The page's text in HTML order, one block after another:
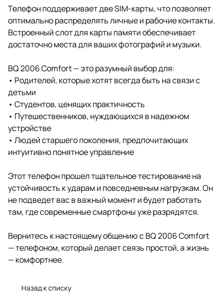
Телефон поддерживает две SIM-карты, что позволяет
оптимально распределять личные и рабочие контакты.
Встроенный слот для карты памяти обеспечивает
достаточно места для ваших фотографий и музыки.
BQ 2006 Comfort — это разумный выбор для:
• Родителей, которые хотят всегда быть на связи с
детьми
• Студентов, ценящих практичность
• Путешественников, нуждающихся в надежном
устройстве
• Людей старшего поколения, предпочитающих
интуитивно понятное управление
Этот телефон прошел тщательное тестирование на
устойчивость к ударам и повседневным нагрузкам. Он
не подведет вас в важный момент и будет работать
там, где современные смартфоны уже разрядятся.
Вернитесь к настоящему общению с BQ 2006 Comfort
— телефоном, который делает связь простой, а жизнь
— комфортнее.
Назад к списку